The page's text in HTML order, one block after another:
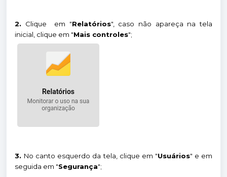
2. Clique em "Relatórios", caso não apareça na tela
inicial, clique em "Mais controles";
3. No canto esquerdo da tela, clique em "Usuários" e em
seguida em "Segurança";